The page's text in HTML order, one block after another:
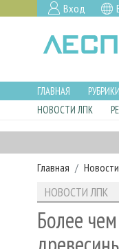
Вход
ГЛАВНАЯ
НОВОСТИ ЛПК
Главная
НОВОСТИ ЛПК
Более